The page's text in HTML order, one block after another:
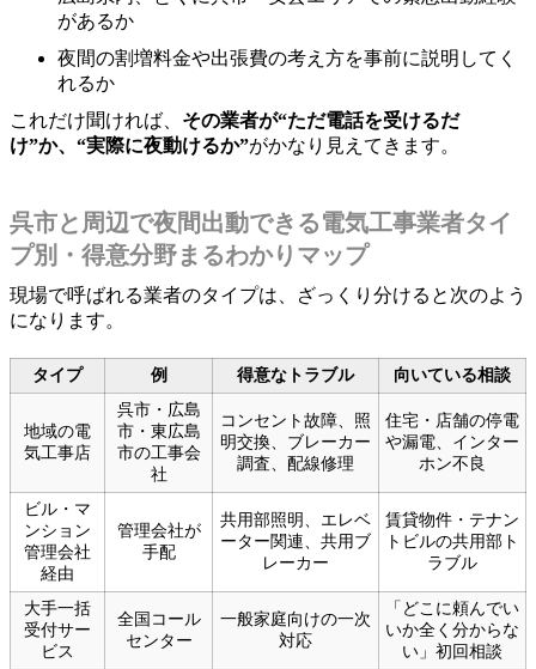
があるか
夜間の割増料金や出張費の考え方を事前に説明してく
れるか
これだけ聞ければ、 その業者が“ただ電話を受けるだ
け”か、“実際に夜動けるか”がかなり見えてきます。
呉市と周辺で夜間出動できる電気工事業者タイ
プ別・得意分野まるわかりマップ
現場で呼ばれる業者のタイプは、ざっくり分けると次のよう
になります。
タイプ 例 得意なトラブル 向いている相談
地域の電
気工事店
呉市・広島
市・東広島
市の工事会
社
コンセント故障、照
明交換、ブレーカー
調査、配線修理
住宅・店舗の停電
や漏電、インター
ホン不良
ビル・マ
ンション
管理会社
経由
管理会社が
手配
共用部照明、エレベ
ーター関連、共用ブ
レーカー
賃貸物件・テナン
トビルの共用部ト
ラブル
大手一括
受付サー
ビス
全国コール
センター
一般家庭向けの一次
対応
「どこに頼んでい
いか全く分からな
い」初回相談